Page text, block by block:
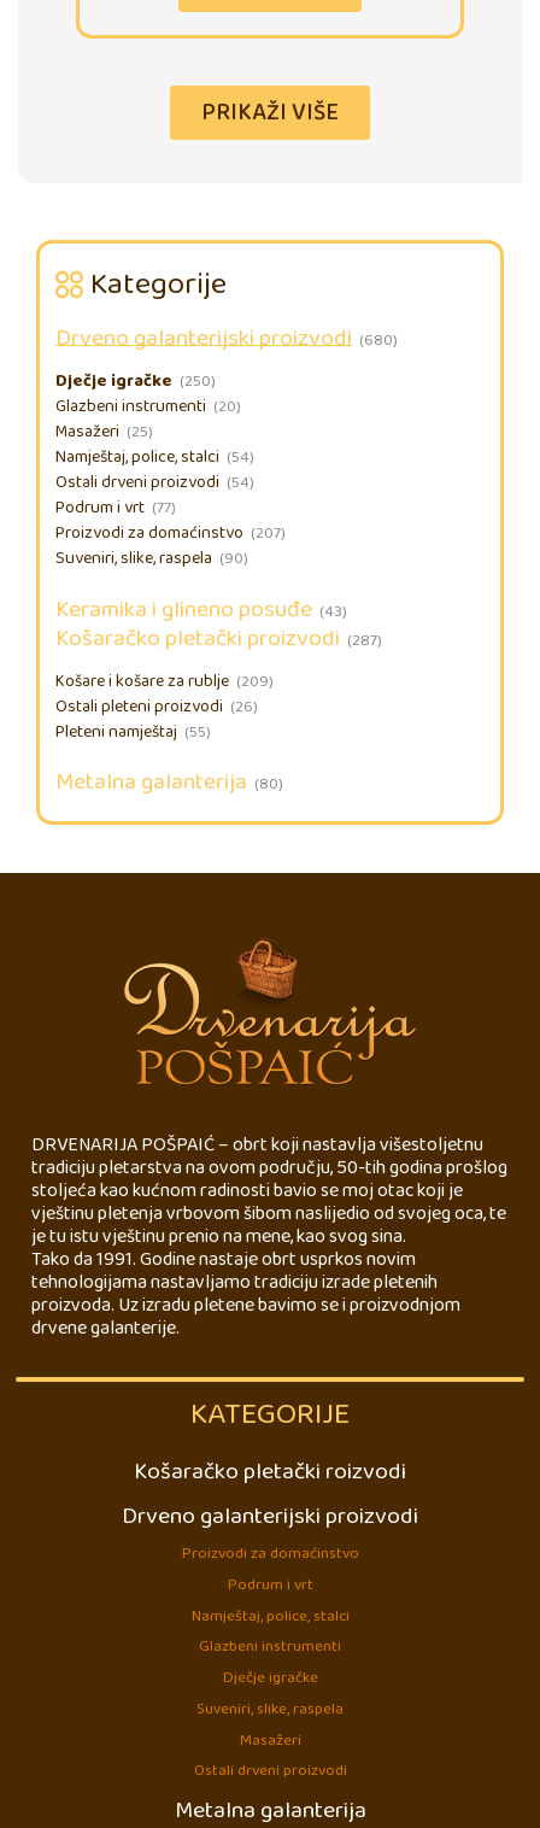
Kategorije
Drveno galanterijski proizvodi (680)
Dječje igračke (250)
Glazbeni instrumenti (20)
Masažeri (25)
Namještaj, police, stalci (54)
Ostali drveni proizvodi (54)
Podrum i vrt (77)
Proizvodi za domaćinstvo (207)
Suveniri, slike, raspela (90)
Keramika i glineno posuđe (43)
Košaračko pletački proizvodi (287)
Košare i košare za rublje (209)
Ostali pleteni proizvodi (26)
Pleteni namještaj (55)
Metalna galanterija (80)
PRIKAŽI VIŠE
DRVENARIJA POŠPAIĆ – obrt koji nastavlja višestoljetnu
tradiciju pletarstva na ovom području, 50-tih godina prošlog
stoljeća kao kućnom radinosti bavio se moj otac koji je
vještinu pletenja vrbovom šibom naslijedio od svojeg oca, te
je tu istu vještinu prenio na mene, kao svog sina.
Tako da 1991. Godine nastaje obrt usprkos novim
tehnologijama nastavljamo tradiciju izrade pletenih
proizvoda. Uz izradu pletene bavimo se i proizvodnjom
drvene galanterije.
KATEGORIJE
Košaračko pletački roizvodi
Drveno galanterijski proizvodi
Proizvodi za domaćinstvo
Podrum i vrt
Namještaj, police, stalci
Glazbeni instrumenti
Dječje igračke
Suveniri, slike, raspela
Masažeri
Ostali drveni proizvodi
Metalna galanterija